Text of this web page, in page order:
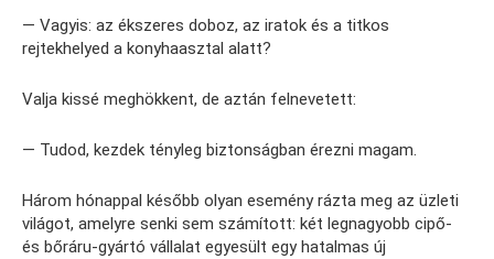
— Vagyis: az ékszeres doboz, az iratok és a titkos
rejtekhelyed a konyhaasztal alatt?
Valja kissé meghökkent, de aztán felnevetett:
— Tudod, kezdek tényleg biztonságban érezni magam.
Három hónappal később olyan esemény rázta meg az üzleti
világot, amelyre senki sem számított: két legnagyobb cipő-
és bőráru-gyártó vállalat egyesült egy hatalmas új